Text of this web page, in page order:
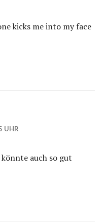
kicks me into my face
UHR
auch so gut